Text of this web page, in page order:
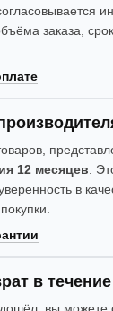
заказа,
12 месяцев.
в
в